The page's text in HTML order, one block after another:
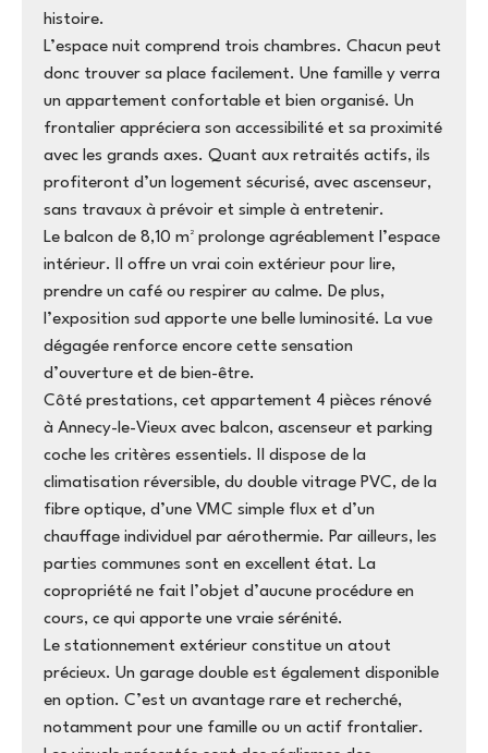
histoire.
L’espace nuit comprend trois chambres. Chacun peut
donc trouver sa place facilement. Une famille y verra
un appartement confortable et bien organisé. Un
frontalier appréciera son accessibilité et sa proximité
avec les grands axes. Quant aux retraités actifs, ils
profiteront d’un logement sécurisé, avec ascenseur,
sans travaux à prévoir et simple à entretenir.
Le balcon de 8,10 m² prolonge agréablement l’espace
intérieur. Il offre un vrai coin extérieur pour lire,
prendre un café ou respirer au calme. De plus,
l’exposition sud apporte une belle luminosité. La vue
dégagée renforce encore cette sensation
d’ouverture et de bien-être.
Côté prestations, cet appartement 4 pièces rénové
à Annecy-le-Vieux avec balcon, ascenseur et parking
coche les critères essentiels. Il dispose de la
climatisation réversible, du double vitrage PVC, de la
fibre optique, d’une VMC simple flux et d’un
chauffage individuel par aérothermie. Par ailleurs, les
parties communes sont en excellent état. La
copropriété ne fait l’objet d’aucune procédure en
cours, ce qui apporte une vraie sérénité.
Le stationnement extérieur constitue un atout
précieux. Un garage double est également disponible
en option. C’est un avantage rare et recherché,
notamment pour une famille ou un actif frontalier.